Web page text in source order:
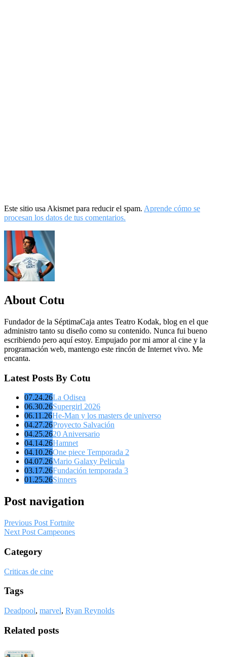
Este sitio usa Akismet para reducir el spam. Aprende cómo se
procesan los datos de tus comentarios.
About Cotu
Fundador de la SéptimaCaja antes Teatro Kodak, blog en el que
administro tanto su diseño como su contenido. Nunca fui bueno
escribiendo pero aquí estoy. Empujado por mi amor al cine y la
programación web, mantengo este rincón de Internet vivo. Me
encanta.
Latest Posts By Cotu
07.24.26La Odisea
06.30.26Supergirl 2026
06.11.26He-Man y los masters de universo
04.27.26Proyecto Salvación
04.25.2620 Aniversario
04.14.26Hamnet
04.10.26One piece Temporada 2
04.07.26Mario Galaxy Pelicula
03.17.26Fundación temporada 3
01.25.26Sinners
Post navigation
Previous Post Fortnite
Next Post Campeones
Category
Criticas de cine
Tags
Deadpool, marvel, Ryan Reynolds
Related posts